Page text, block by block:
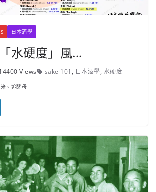
日本酒學
水硬度」風...
Views sake 101, 日本酒學, 水硬度
、追酵母